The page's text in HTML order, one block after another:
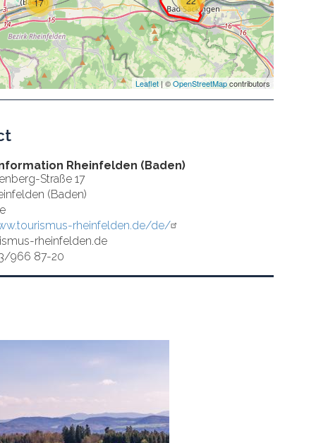
17
Leaflet | ©OpenStreetMapcontributors
Rheinfelden (Baden)
Straße 17
(Baden)
rheinfelden.de/de/
rheinfelden.de
966 87-20